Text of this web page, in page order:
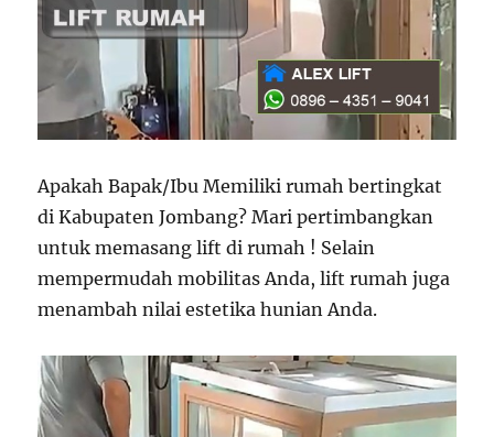
Apakah Bapak/Ibu Memiliki rumah bertingkat
di Kabupaten Jombang? Mari pertimbangkan
untuk memasang lift di rumah ! Selain
mempermudah mobilitas Anda, lift rumah juga
menambah nilai estetika hunian Anda.